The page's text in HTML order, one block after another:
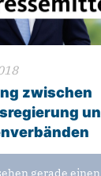
zwischen
gerade